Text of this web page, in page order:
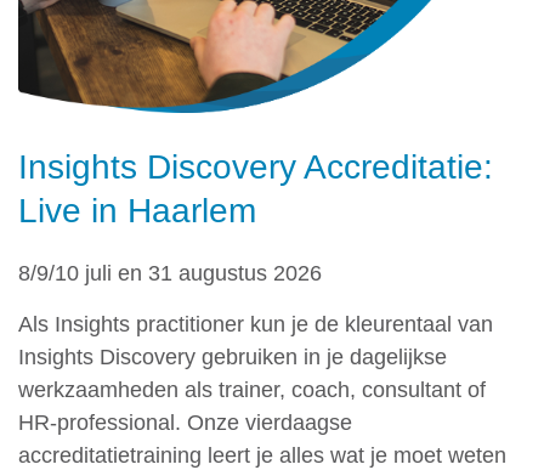
Insights Discovery Accreditatie:
Live in Haarlem
8/9/10 juli en 31 augustus 2026
Als Insights practitioner kun je de kleurentaal van
Insights Discovery gebruiken in je dagelijkse
werkzaamheden als trainer, coach, consultant of
HR-professional. Onze vierdaagse
accreditatietraining leert je alles wat je moet weten